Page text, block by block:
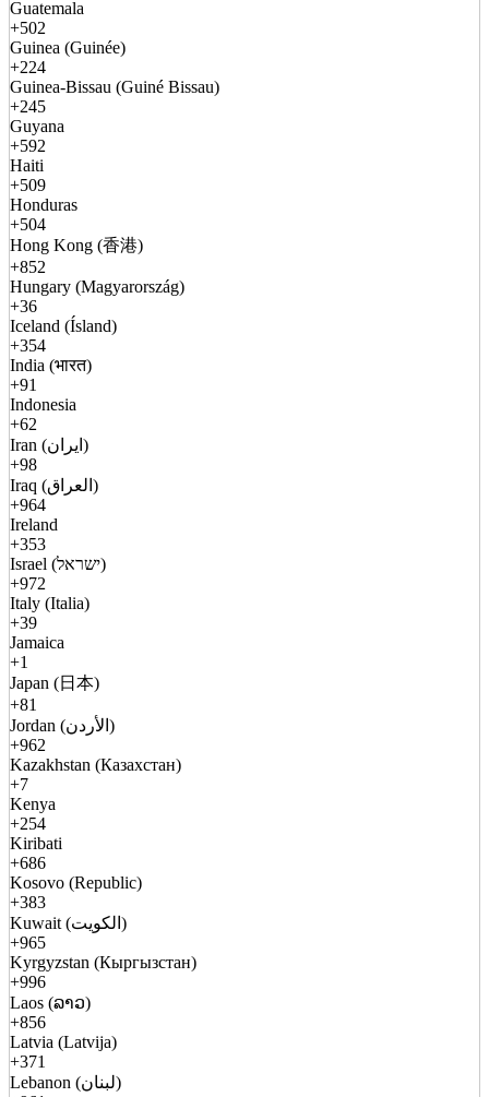
Guatemala
+502
Guinea (Guinée)
+224
Guinea-Bissau (Guiné Bissau)
+245
Guyana
+592
Haiti
+509
Honduras
+504
Hong Kong (香港)
+852
Hungary (Magyarország)
+36
Iceland (Ísland)
+354
India (भारत)
+91
Indonesia
+62
Iran (ایران)
+98
Iraq (العراق)
+964
Ireland
+353
Israel (ישראל)
+972
Italy (Italia)
+39
Jamaica
+1
Japan (日本)
+81
Jordan (الأردن)
+962
Kazakhstan (Казахстан)
+7
Kenya
+254
Kiribati
+686
Kosovo (Republic)
+383
Kuwait (الكويت)
+965
Kyrgyzstan (Кыргызстан)
+996
Laos (ລາວ)
+856
Latvia (Latvija)
+371
Lebanon (لبنان)